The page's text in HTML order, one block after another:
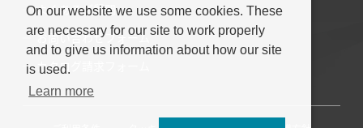
よくあるご質問
お問い合わせフォーム
カタログ請求フォーム
On our website we use some cookies. These
are necessary for our site to work properly
and to give us information about how our site
is used.
Learn more